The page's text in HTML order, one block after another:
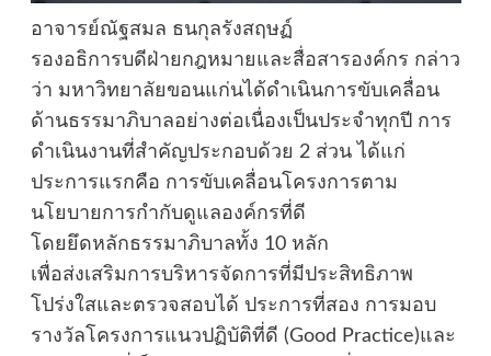
อาจารย์ณัฐสมล ธนกุลรังสฤษฏ์
รองอธิการบดีฝ่ายกฎหมายและสื่อสารองค์กร กล่าว
ว่า มหาวิทยาลัยขอนแก่นได้ดำเนินการขับเคลื่อน
ด้านธรรมาภิบาลอย่างต่อเนื่องเป็นประจำทุกปี การ
ดำเนินงานที่สำคัญประกอบด้วย 2 ส่วน ได้แก่
ประการแรกคือ การขับเคลื่อนโครงการตาม
นโยบายการกำกับดูแลองค์กรที่ดี
โดยยึดหลักธรรมาภิบาลทั้ง 10 หลัก
เพื่อส่งเสริมการบริหารจัดการที่มีประสิทธิภาพ
โปร่งใสและตรวจสอบได้ ประการที่สอง การมอบ
รางวัลโครงการแนวปฏิบัติที่ดี (Good Practice)และ